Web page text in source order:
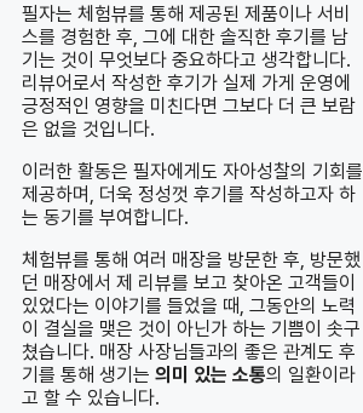
필자는 체험뷰를 통해 제공된 제품이나 서비
스를 경험한 후, 그에 대한 솔직한 후기를 남
기는 것이 무엇보다 중요하다고 생각합니다.
리뷰어로서 작성한 후기가 실제 가게 운영에
긍정적인 영향을 미친다면 그보다 더 큰 보람
은 없을 것입니다.
이러한 활동은 필자에게도 자아성찰의 기회를
제공하며, 더욱 정성껏 후기를 작성하고자 하
는 동기를 부여합니다.
체험뷰를 통해 여러 매장을 방문한 후, 방문했
던 매장에서 제 리뷰를 보고 찾아온 고객들이
있었다는 이야기를 들었을 때, 그동안의 노력
이 결실을 맺은 것이 아닌가 하는 기쁨이 솟구
쳤습니다. 매장 사장님들과의 좋은 관계도 후
기를 통해 생기는 의미 있는 소통의 일환이라
고 할 수 있습니다.